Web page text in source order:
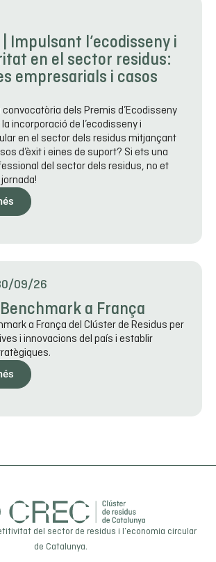
| Impulsant l’ecodisseny i
en el sector residus:
empresarials i casos
convocatòria dels Premis d’Ecodisseny
incorporació de l’ecodisseny i
en el sector dels residus mitjançant
d’èxit i eines de suport? Si ets una
del sector dels residus, no et
09/26
a França
a França del Clúster de Residus per
i innovacions del país i establir
del sector de residus i l’economia circular
de Catalunya.